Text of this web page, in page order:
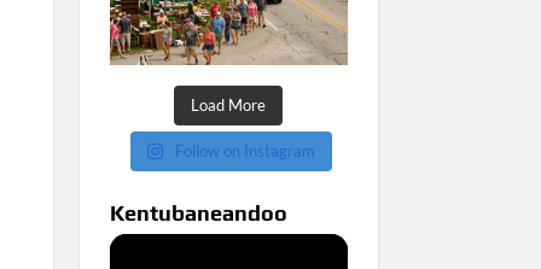
Load More
Follow on Instagram
Kentubaneandoo